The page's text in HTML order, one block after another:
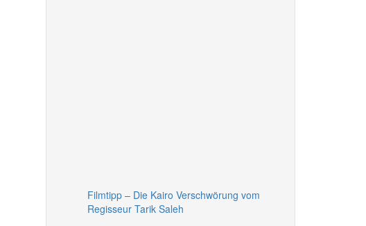
Filmtipp – Die Kairo Verschwörung vom
Regisseur Tarik Saleh